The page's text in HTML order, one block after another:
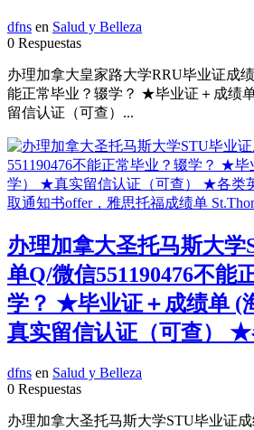
dfns en Salud y Belleza
0 Respuestas
办理加拿大皇家路大学RRU毕业证成
能正常毕业？辍学？ ★毕业证＋成绩
留信认证（可查）...
办理加拿大圣托马斯大学
单Q/微信551190476不能
学？ ★毕业证＋成绩单 (
真实留信认证（可查）
dfns en Salud y Belleza
0 Respuestas
办理加拿大圣托马斯大学STU毕业证成